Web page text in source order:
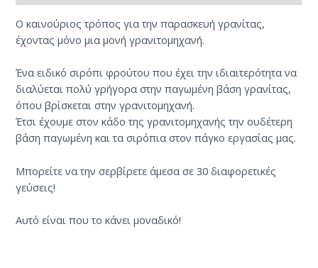
Ο καινούριος τρόπος για την παρασκευή γρανίτας,
έχοντας μόνο μια μονή γρανιτομηχανή.
Ένα ειδικό σιρόπι φρούτου που έχει την ιδιαιτερότητα να
διαλύεται πολύ γρήγορα στην παγωμένη βάση γρανίτας,
όπου βρίσκεται στην γρανιτομηχανή.
Έτσι έχουμε στον κάδο της γρανιτομηχανής την ουδέτερη
βάση παγωμένη και τα σιρόπια στον πάγκο εργασίας μας.
Μπορείτε να την σερβίρετε άμεσα σε 30 διαφορετικές
γεύσεις!
Αυτό είναι που το κάνει μοναδικό!